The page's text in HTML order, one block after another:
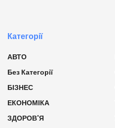
Категорії
АВТО
Без Категорії
БІЗНЕС
ЕКОНОМІКА
ЗДОРОВ'Я